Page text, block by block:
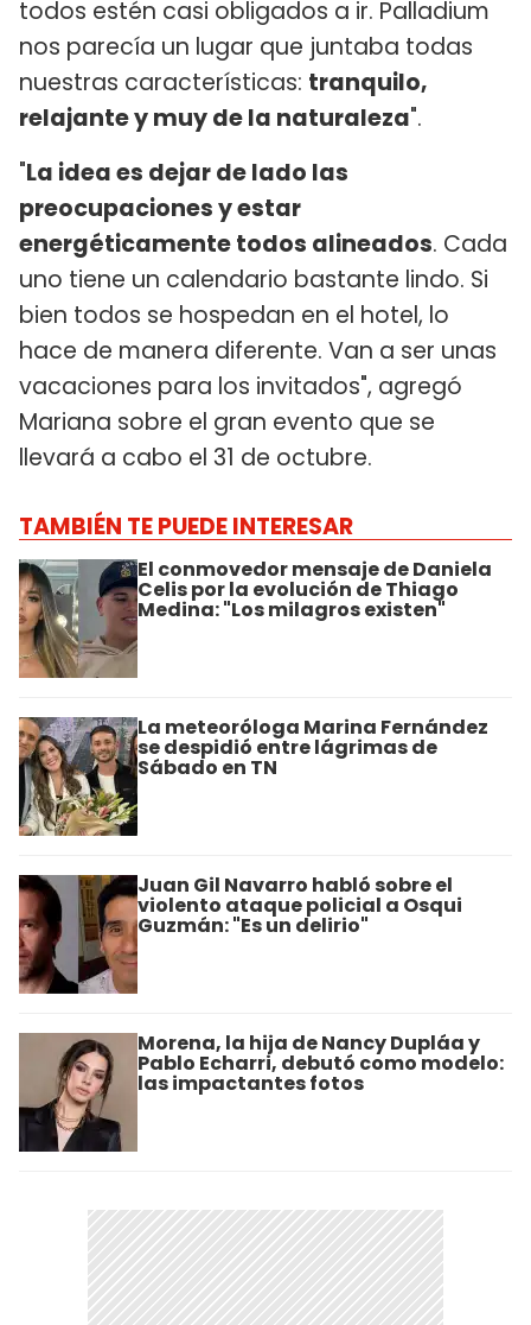
todos estén casi obligados a ir. Palladium
nos parecía un lugar que juntaba todas
nuestras características: tranquilo,
relajante y muy de la naturaleza".
"La idea es dejar de lado las
preocupaciones y estar
energéticamente todos alineados. Cada
uno tiene un calendario bastante lindo. Si
bien todos se hospedan en el hotel, lo
hace de manera diferente. Van a ser unas
vacaciones para los invitados", agregó
Mariana sobre el gran evento que se
llevará a cabo el 31 de octubre.
TAMBIÉN TE PUEDE INTERESAR
El conmovedor mensaje de Daniela
Celis por la evolución de Thiago
Medina: "Los milagros existen"
La meteoróloga Marina Fernández
se despidió entre lágrimas de
Sábado en TN
Juan Gil Navarro habló sobre el
violento ataque policial a Osqui
Guzmán: "Es un delirio"
Morena, la hija de Nancy Dupláa y
Pablo Echarri, debutó como modelo:
las impactantes fotos